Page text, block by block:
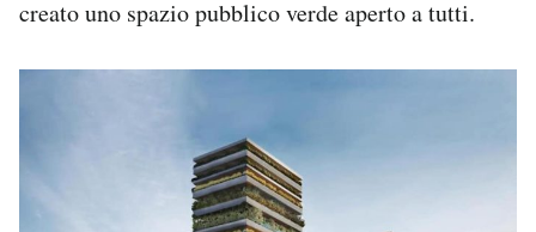
creato uno spazio pubblico verde aperto a tutti.